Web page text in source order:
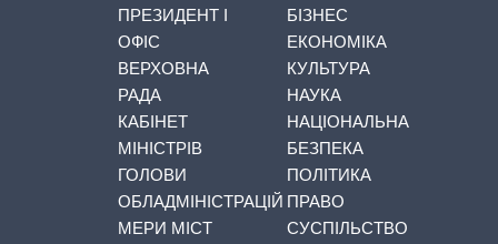
ПРЕЗИДЕНТ І
ОФІС
ВЕРХОВНА
РАДА
КАБІНЕТ
МІНІСТРІВ
ГОЛОВИ
ОБЛАДМІНІСТРАЦІЙ
МЕРИ МІСТ
БІЗНЕС
ЕКОНОМІКА
КУЛЬТУРА
НАУКА
НАЦІОНАЛЬНА
БЕЗПЕКА
ПОЛІТИКА
ПРАВО
СУСПІЛЬСТВО